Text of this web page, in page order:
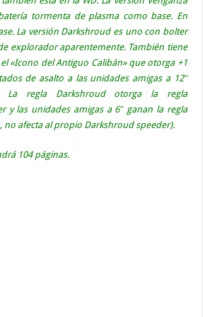
tormenta de plasma como base. En
La versión Darkshroud es uno con bolter
explorador aparentemente. También tiene
«Icono del Antiguo Calibán» que otorga +1
de asalto a las unidades amigas a 12″
La regla Darkshroud otorga la regla
y las unidades amigas a 6″ ganan la regla
no afecta al propio Darkshroud speeder).
104 páginas.